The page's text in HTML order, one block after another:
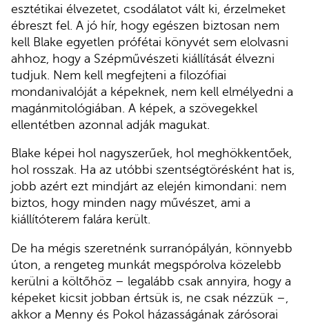
esztétikai élvezetet, csodálatot vált ki, érzelmeket
ébreszt fel. A jó hír, hogy egészen biztosan nem
kell Blake egyetlen prófétai könyvét sem elolvasni
ahhoz, hogy a Szépművészeti kiállítását élvezni
tudjuk. Nem kell megfejteni a filozófiai
mondanivalóját a képeknek, nem kell elmélyedni a
magánmitológiában. A képek, a szövegekkel
ellentétben azonnal adják magukat.
Blake képei hol nagyszerűek, hol meghökkentőek,
hol rosszak. Ha az utóbbi szentségtörésként hat is,
jobb azért ezt mindjárt az elején kimondani: nem
biztos, hogy minden nagy művészet, ami a
kiállítóterem falára került.
De ha mégis szeretnénk surranópályán, könnyebb
úton, a rengeteg munkát megspórolva közelebb
kerülni a költőhöz – legalább csak annyira, hogy a
képeket kicsit jobban értsük is, ne csak nézzük –,
akkor a Menny és Pokol házasságának zárósorai